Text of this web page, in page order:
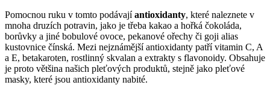
Pomocnou ruku v tomto podávajíantioxidanty, které naleznete v
mnoha druzích potravin, jako je třeba kakao a hořká čokoláda,
borůvky a jiné bobulové ovoce, pekanové ořechy či goji alias
kustovnice čínská. Mezi nejznámější antioxidanty patří vitamin C, A
a E, betakaroten, rostlinný skvalan a extrakty s flavonoidy. Obsahuje
je proto většina našich pleťových produktů, stejně jako pleťové
masky, které jsou antioxidanty nabité.